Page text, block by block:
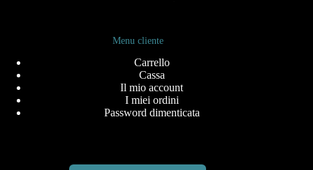
Menu cliente
Carrello
Cassa
Il mio account
I miei ordini
Password dimenticata